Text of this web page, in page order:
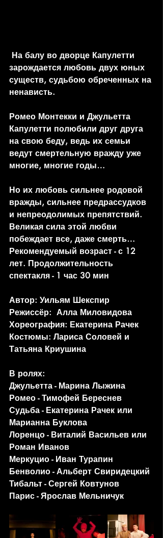
зарождается любовь двух юных
существ, судьбою обреченных на
ненависть.
Ромео Монтекки и Джульетта
Капулетти полюбили друг друга
на свою беду, ведь их семьи
ведут смертельную вражду уже
многие, многие годы…
Но их любовь сильнее родовой
вражды, сильнее предрассудков
и непреодолимых препятствий.
Великая сила этой любви
побеждает все, даже смерть…
Рекомендуемый возраст - с 12
лет. Продолжительность
спектакля - 1 час 30 мин
Автор: Уильям Шекспир
Режиссёр:  Алла Миловидова
Хореография: Екатерина Рачек
Костюмы: Лариса Соловей и
Татьяна Криушина
В ролях:
Джульетта - Марина Лыжина
Ромео - Тимофей Береснев
Судьба - Екатерина Рачек или
Марианна Буклова
Лоренцо - Виталий Васильев или
Роман Иванов
Меркуцио - Иван Турапин
Бенволио - Альберт Свиридецкий
Тибальт - Сергей Ковтунов
Парис - Ярослав Мельничук